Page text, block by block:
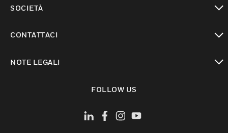
SOCIETÀ
CONTATTACI
NOTE LEGALI
FOLLOW US